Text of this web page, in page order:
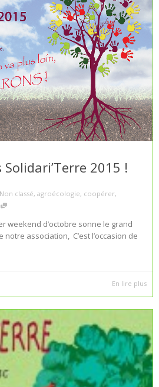
2015 !
Non classé, agroécologie, coopérer,
weekend d’octobre sonne le grand
association, C’est l’occasion de
En lire plus